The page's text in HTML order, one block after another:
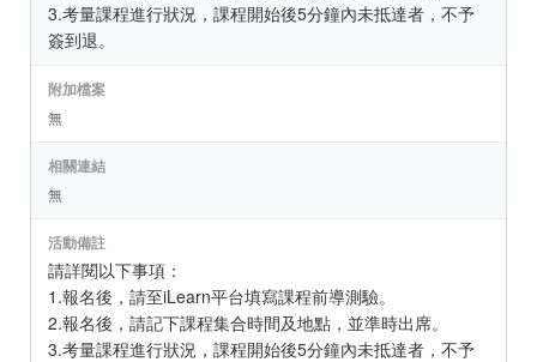
3.考量課程進行狀況，課程開始後5分鐘內未抵達者，不予
簽到退。
附加檔案
無
相關連結
無
活動備註
請詳閱以下事項：
1.報名後，請至iLearn平台填寫課程前導測驗。
2.報名後，請記下課程集合時間及地點，並準時出席。
3.考量課程進行狀況，課程開始後5分鐘內未抵達者，不予